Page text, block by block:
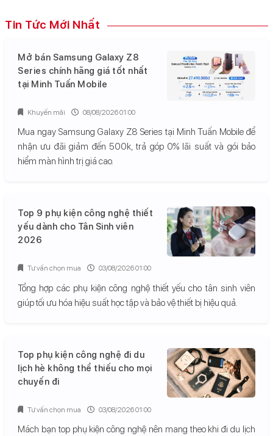
Tin Tức Mới Nhất
Mở bán Samsung Galaxy Z8
Series chính hãng giá tốt nhất
tại Minh Tuấn Mobile
Mua ngay Samsung Galaxy Z8 Series tại Minh Tuấn Mobile để
nhận ưu đãi giảm đến 500k, trả góp 0% lãi suất và gói bảo
hiểm màn hình trị giá cao.
Khuyến mãi 08/08/2026 01:00
Top 9 phụ kiện công nghệ thiết
yếu dành cho Tân Sinh viên
2026
Tổng hợp các phụ kiện công nghệ thiết yếu cho tân sinh viên
giúp tối ưu hóa hiệu suất học tập và bảo vệ thiết bị hiệu quả.
Tư vấn chọn mua 03/08/2026 01:00
Top phụ kiện công nghệ đi du
lịch hè không thể thiếu cho mọi
chuyến đi
Mách bạn top phụ kiện công nghệ nên mang theo khi đi du lịch
Tư vấn chọn mua 03/08/2026 01:00